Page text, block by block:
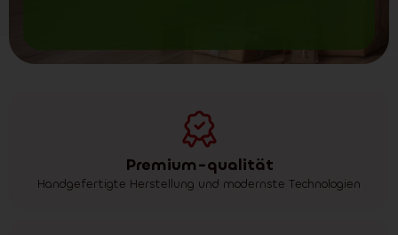
Premium-qualität
Handgefertigte Herstellung und modernste Technologien